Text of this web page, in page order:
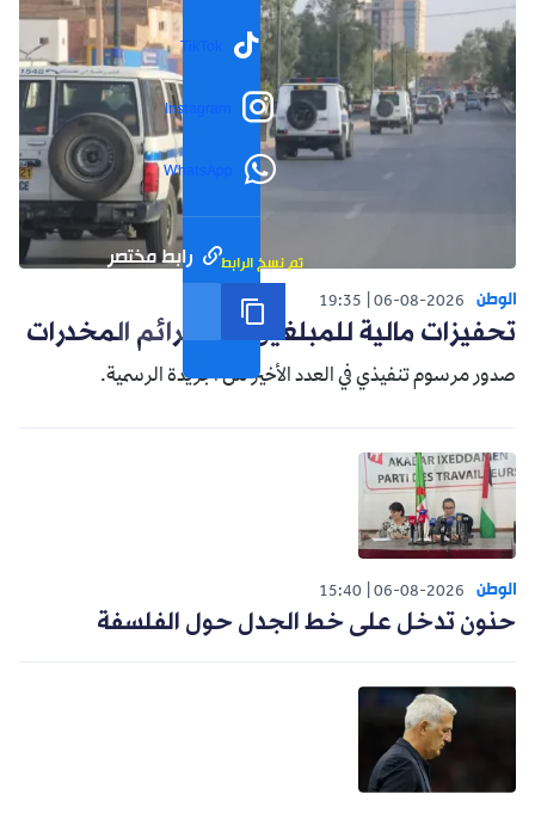
TikTok
Instagram
WhatsApp
رابط مختصر تم نسخ الرابط
الوطن 06-08-2026
19:35
تحفيزات مالية للمبلغين عن جرائم المخدرات
صدور مرسوم تنفيذي في العدد الأخير من الجريدة الرسمية.
الوطن 06-08-2026
15:40
حنون تدخل على خط الجدل حول الفلسفة